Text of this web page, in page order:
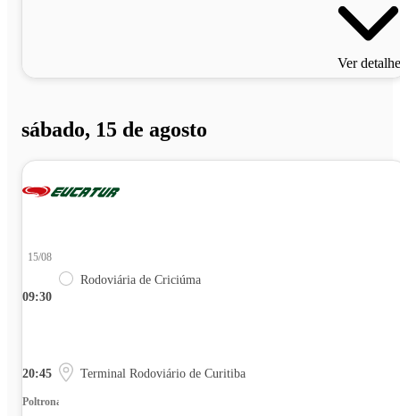
Ver
sábado, 15 de agosto
09:30
15/08
Rodoviária de Criciúma
20:45 Terminal Rodoviário de Curitiba
Poltrona